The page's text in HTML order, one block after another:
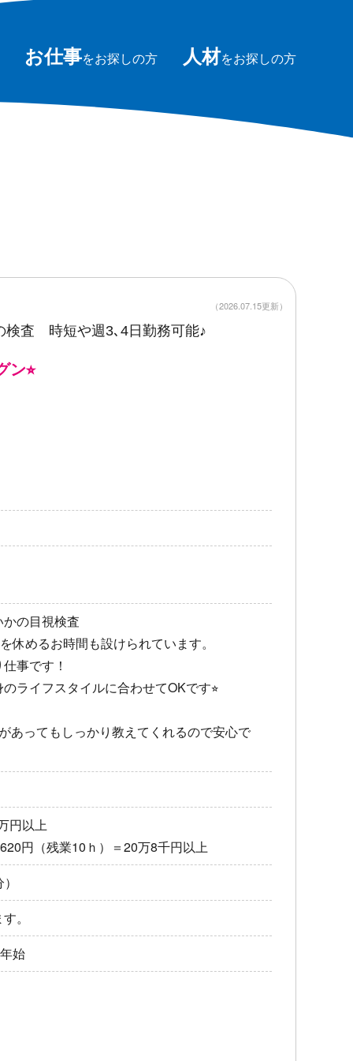
お仕事をお探しの方 人材をお探しの方
査 時短や週3､4日勤務可能♪
⭐︎
の目視検査
休めるお時間も設けられています。
事です！
ライフスタイルに合わせてOKです⭐︎
あってもしっかり教えてくれるので安心で
円以上
円（残業10ｈ）＝20万8千円以上
。
始
（2026.07.15更新）